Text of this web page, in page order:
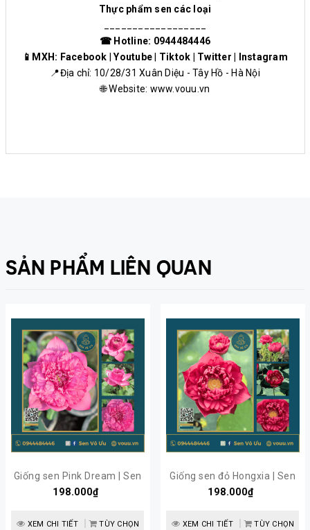
Thực phẩm sen các loại
☎ Hotline: 0944484446
📱MXH: Facebook |Youtube Tiktok Twitter
Instagram
📍Địa chỉ: 10/28/31 Xuân Diệu - Tây Hồ - Hà Nội
🌐 Website: www.vouu.vn
SẢN PHẨM LIÊN QUAN
Giống sen Pink Dream | Sen
Vô Ưu
198.000₫
XEM CHI TIẾT TÙY CHỌN
Giống sen đỏ Hongxia | Sen
Vô Ưu
198.000₫
XEM CHI TIẾT TÙY CHỌN